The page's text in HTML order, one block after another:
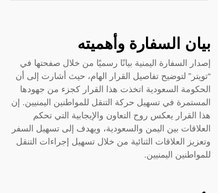
بيان السفارة وأهميته
إصدار السفارة اليمنية بيانًا رسميًا من خلال صفحتها في
“تويتر” لتوضيح تفاصيل القرار الهام، حيث أشارت إلى أن
الحكومة السعودية اتخذت هذا القرار كجزء من جهودها
المستمرة في تسهيل حركة التنقل للمواطنين اليمنيين. إن
هذا القرار يعكس روح التعاون والإيجابية التي تحكم
العلاقات بين اليمن والسعودية، ويهدف إلى تسهيل السفر
وتعزيز العلاقات الثنائية من خلال تسهيل إجراءات التنقل
للمواطنين اليمنيين.